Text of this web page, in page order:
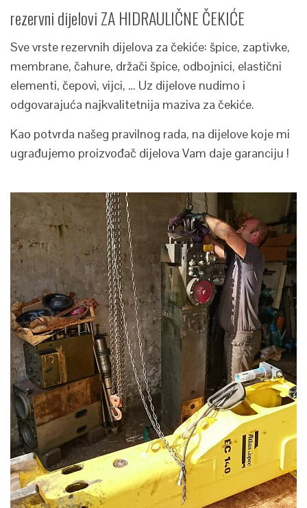
rezervni dijelovi ZA HIDRAULIČNE ČEKIĆE
Sve vrste rezervnih dijelova za čekiće: špice, zaptivke,
membrane, čahure, držači špice, odbojnici, elastični
elementi, čepovi, vijci, … Uz dijelove nudimo i
odgovarajuća najkvalitetnija maziva za čekiće.
Kao potvrda našeg pravilnog rada, na dijelove koje mi
ugrađujemo proizvođač dijelova Vam daje garanciju !